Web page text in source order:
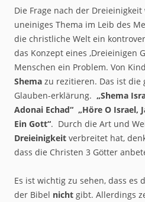
Die Frage nach der
uneiniges Thema im Leib des
die christliche Welt ein
das Konzept eines ‚Dreieinigen
Menschen ein Problem. Von
Shema zu rezitieren. Das ist
Glauben-erklärung. „Shema
Adonai Echad“ „Höre O Israel,
Ein Gott“. Durch die Art und
Dreieinigkeit verbreitet hat,
dass die Christen 3 Götter
Es ist wichtig zu sehen, dass es
der Bibel nicht gibt. Allerdings